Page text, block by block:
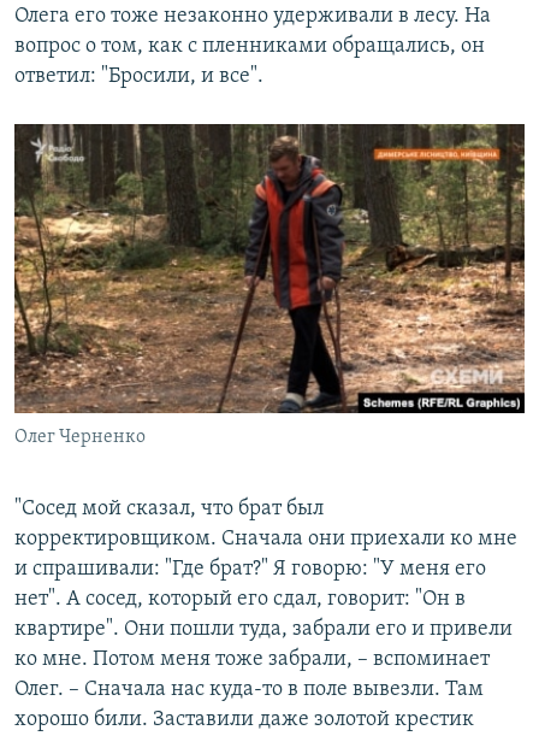
Олега его тоже незаконно удерживали в лесу. На
вопрос о том, как с пленниками обращались, он
ответил: "Бросили, и все".
Олег Черненко
"Сосед мой сказал, что брат был
корректировщиком. Сначала они приехали ко мне
и спрашивали: "Где брат?" Я говорю: "У меня его
нет". А сосед, который его сдал, говорит: "Он в
квартире". Они пошли туда, забрали его и привели
ко мне. Потом меня тоже забрали, – вспоминает
Олег. – Сначала нас куда-то в поле вывезли. Там
хорошо били. Заставили даже золотой крестик